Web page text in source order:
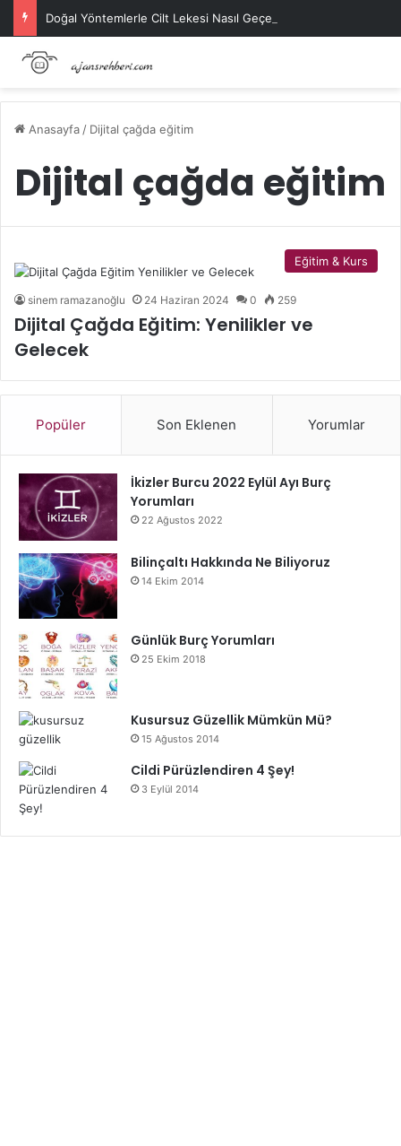
Doğal Yöntemlerle Cilt Lekesi Nasıl Geçer?
Anasayfa / Dijital çağda eğitim
Dijital çağda eğitim
Eğitim & Kurs
sinem ramazanoğlu 24 Haziran 2024 0 259
Dijital Çağda Eğitim: Yenilikler ve
Gelecek
Popüler Son Eklenen Yorumlar
İkizler Burcu 2022 Eylül Ayı Burç
Yorumları
22 Ağustos 2022
Bilinçaltı Hakkında Ne Biliyoruz
14 Ekim 2014
Günlük Burç Yorumları
25 Ekim 2018
Kusursuz Güzellik Mümkün Mü?
15 Ağustos 2014
Cildi Pürüzlendiren 4 Şey!
3 Eylül 2014